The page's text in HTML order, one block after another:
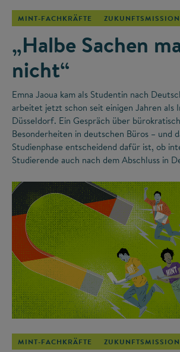
MINT-FACHKRÄFTE
„Halbe Sachen
nicht“
Emna Jaoua kam als Studentin nach
arbeitet jetzt schon seit einigen Jahren als
Düsseldorf. Ein Gespräch über
Besonderheiten in deutschen Büros – und
Studienphase entscheidend dafür ist, ob
Studierende auch nach dem Abschluss in
MINT-FACHKRÄFTE